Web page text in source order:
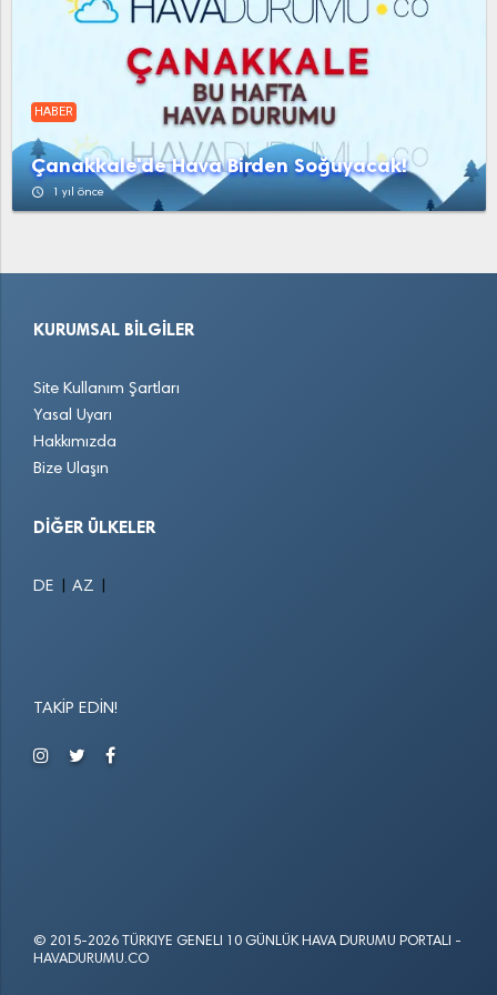
HABER
Çanakkale'de Hava Birden Soğuyacak!
access_time 1 yıl önce
KURUMSAL BILGILER
Site Kullanım Şartları
Yasal Uyarı
Hakkımızda
Bize Ulaşın
DIĞER ÜLKELER
DE AZ
TAKIP EDIN!
© 2015-2026 TÜRKIYE GENELI 10 GÜNLÜK HAVA DURUMU PORTALI -
HAVADURUMU.CO